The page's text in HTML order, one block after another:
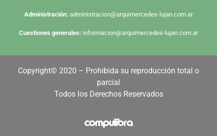
Administración: administracion@arquimercedes-lujan.com.ar
Cuestiones generales: informacion@arquimercedes-lujan.com.ar
Copyright© 2020 – Prohibida su reproducción total o
parcial
Todos los Derechos Reservados